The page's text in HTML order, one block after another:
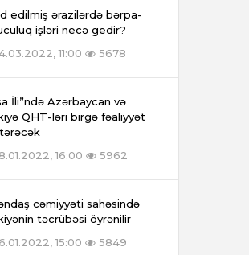
edilmiş ərazilərdə bərpa-
işləri necə gedir?
11:00
5678
İli”ndə Azərbaycan və
QHT-ləri birgə fəaliyyət
16:00
5962
cəmiyyəti sahəsində
təcrübəsi öyrənilir
15:00
5849